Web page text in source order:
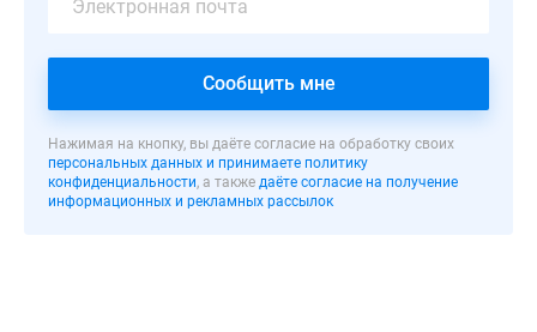
комплекса
закрытой
видеонаблюдением,
Сообщить мне
Нажимая на кнопку, вы даёте согласие на обработку своих
персональных данных и принимаете политику
конфиденциальности, а также даёте согласие на получение
информационных и рекламных рассылок